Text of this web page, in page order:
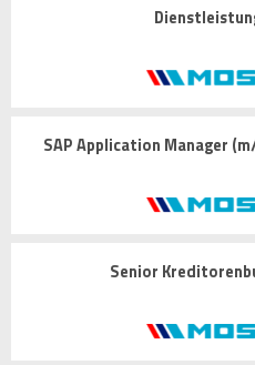
SAP Application Manager
Senior